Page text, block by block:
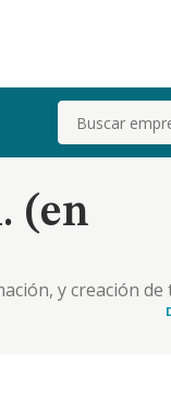
Buscar
(en
y creación de
la gestión